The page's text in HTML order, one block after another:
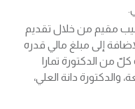
مقيم من خلال تقديم
إلى مبلغ مالي قدره
كلّ من الدكتورة تمارا
والدكتورة دانة العلي،